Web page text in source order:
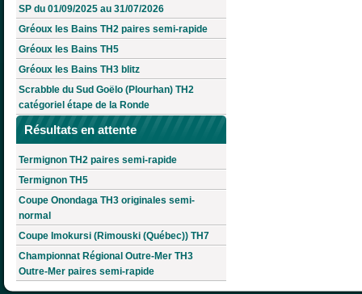
SP du 01/09/2025 au 31/07/2026
Gréoux les Bains TH2 paires semi-rapide
Gréoux les Bains TH5
Gréoux les Bains TH3 blitz
Scrabble du Sud Goëlo (Plourhan) TH2
catégoriel étape de la Ronde
Résultats en attente
Termignon TH2 paires semi-rapide
Termignon TH5
Coupe Onondaga TH3 originales semi-
normal
Coupe Imokursi (Rimouski (Québec)) TH7
Championnat Régional Outre-Mer TH3
Outre-Mer paires semi-rapide